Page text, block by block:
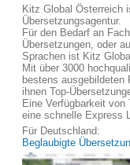
Kitz Global Österreich
Übersetzungsagentur.
Für den Bedarf an
Übersetzungen, oder
Sprachen ist Kitz
Mit über 3000
bestens ausgebildeten
ihnen Top-
Eine Verfügbarkeit
eine schnelle Express
Für Deutschland:
Beglaubigte